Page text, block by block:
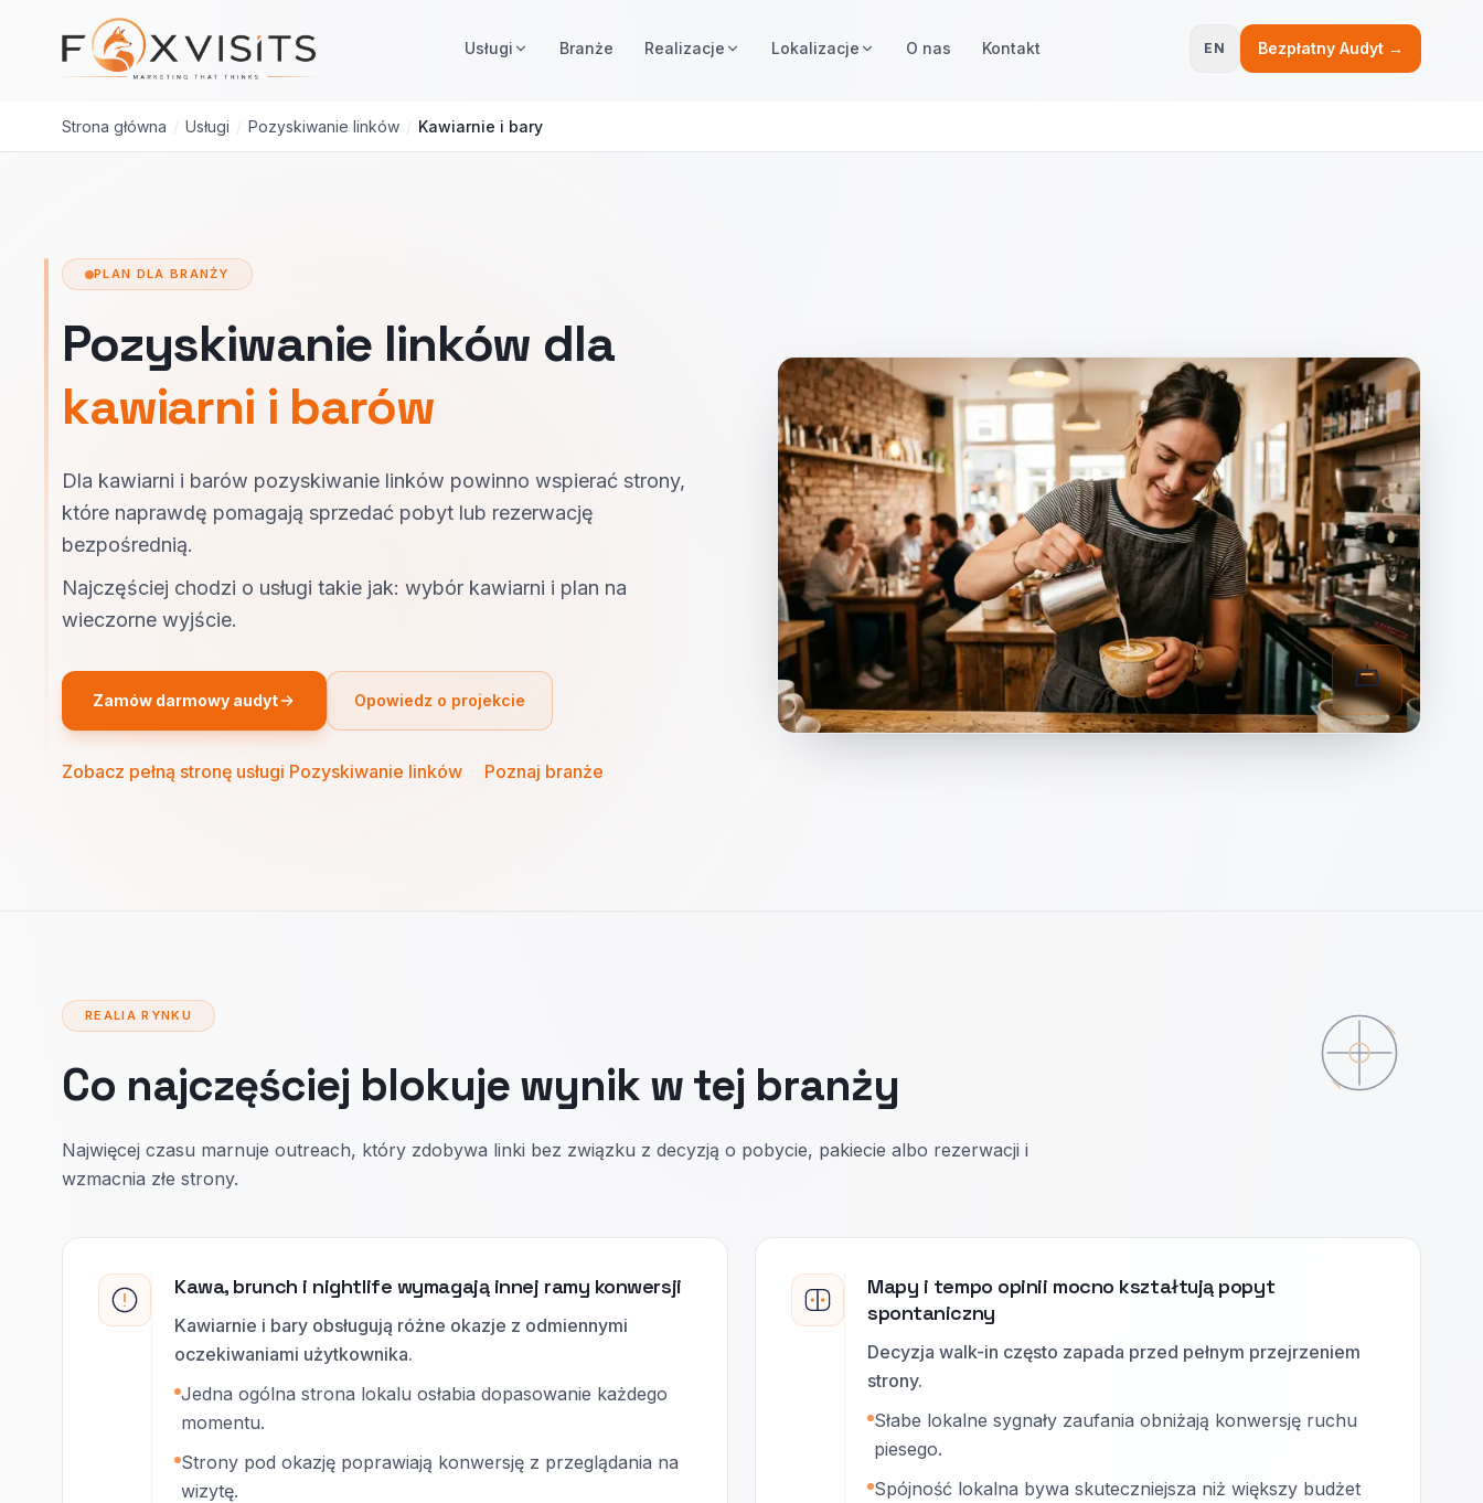
Przejdź do treści głównej
Usługi Branże Realizacje Lokalizacje O nas Kontakt EN Bezpłatny Audyt →
Strona główna / Usługi / Pozyskiwanie linków / Kawiarnie i bary
PLAN DLA BRANŻY
Pozyskiwanie linków dla
kawiarni i barów
Dla kawiarni i barów pozyskiwanie linków powinno wspierać strony,
które naprawdę pomagają sprzedać pobyt lub rezerwację
bezpośrednią.
Najczęściej chodzi o usługi takie jak: wybór kawiarni i plan na
wieczorne wyjście.
Zamów darmowy audyt Opowiedz o projekcie
Zobacz pełną stronę usługi Pozyskiwanie linków Poznaj branże
REALIA RYNKU
Co najczęściej blokuje wynik w tej branży
Najwięcej czasu marnuje outreach, który zdobywa linki bez związku z decyzją o pobycie, pakiecie albo rezerwacji i
wzmacnia złe strony.
Kawa, brunch i nightlife wymagają innej ramy konwersji
Kawiarnie i bary obsługują różne okazje z odmiennymi
oczekiwaniami użytkownika.
Jedna ogólna strona lokalu osłabia dopasowanie każdego
momentu.
Strony pod okazję poprawiają konwersję z przeglądania na
wizytę.
Mapy i tempo opinii mocno kształtują popyt
spontaniczny
Decyzja walk-in często zapada przed pełnym przejrzeniem
strony.
Słabe lokalne sygnały zaufania obniżają konwersję ruchu
piesego.
Spójność lokalna bywa skuteczniejsza niż większy budżet